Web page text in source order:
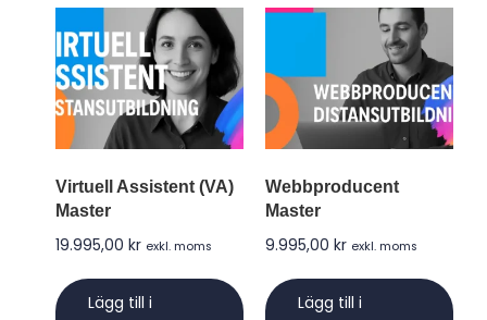
Virtuell Assistent (VA)
Master
19.995,00kr exkl. moms
Lägg till i
Webbproducent
Master
9.995,00 kr exkl. moms
Lägg till i